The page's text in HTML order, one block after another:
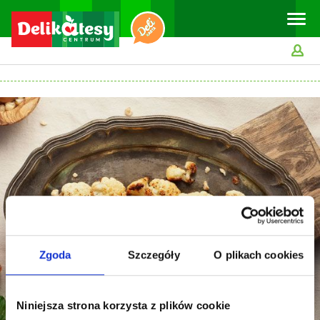
Zgoda Szczegóły O plikach cookies
Niniejsza strona korzysta z plików cookie
Toggle